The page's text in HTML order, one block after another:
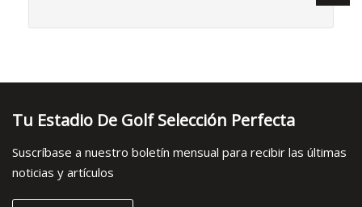
Tu Estadio De Golf Selección Perfecta
Suscríbase a nuestro boletín mensual para recibir las últimas
noticias y artículos